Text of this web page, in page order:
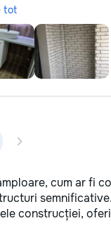
tot
cum ar fi
construcției,